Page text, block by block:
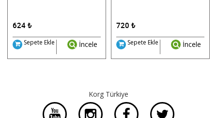
624 ₺
Sepete Ekle İncele
720 ₺
Sepete Ekle İncele
Korg Türkiye